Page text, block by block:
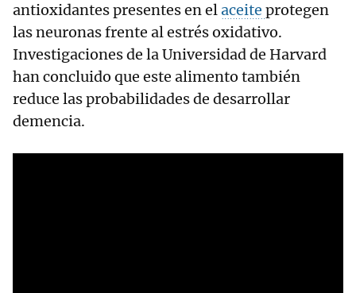
antioxidantes presentes en elaceite protegen
las neuronas frente al estrés oxidativo.
Investigaciones de la Universidad de Harvard
han concluido que este alimento también
reduce las probabilidades de desarrollar
demencia.